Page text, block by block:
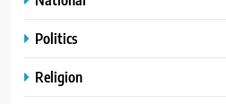
Politics
Religion